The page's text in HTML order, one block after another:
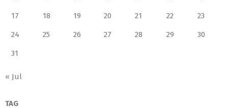
17 18 19 20 21 22 23
24 25 26 27 28 29 30
31
« Jul
TAG